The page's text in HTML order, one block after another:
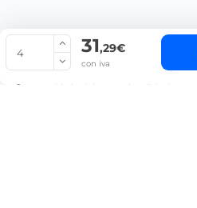
31,29€
con iva
La cantidad mínima en el pedido de
© Copyright 2022 PepeBar.com |
Condiciones generales de compra |